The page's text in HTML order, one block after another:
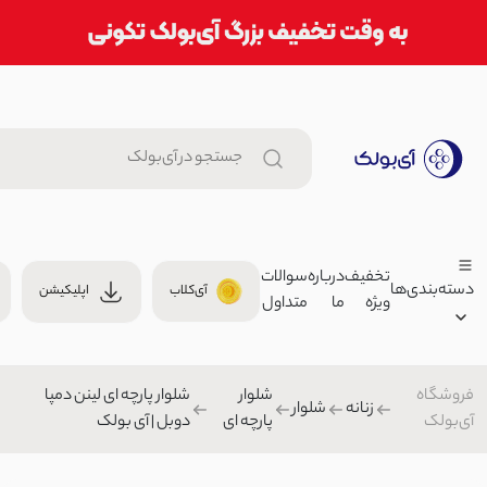
تیشرت زنانه باکسی pink | آی بولک
دسته‌بندی‌ها
زنانه
تخفیف
ویژه
درباره
ما
سوالات
متداول
آی‌کلاب اپلیکیشن
فروشگاه
آی‌بولک
زنانه شلوار
شلوار
پارچه ای
شلوار پارچه ای لینن دمپا
دوبل | آی بولک